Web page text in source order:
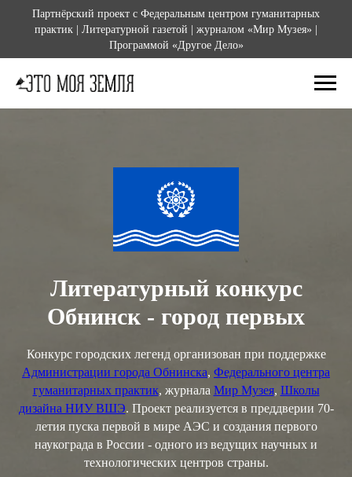
Партнёрский проект с Федеральным центром гуманитарных
практик | Литературной газетой | журналом «Мир Музея» |
Программой «Другое Дело»
Литературный конкурс
Обнинск - город первых
Конкурс городских легенд организован при поддержке
Администрации города Обнинска, Федерального центра
гуманитарных практик, журнала Мир Музея, Школы
дизайна НИУ ВШЭ. Проект реализуется в преддверии 70-
летия пуска первой в мире АЭС и создания первого
наукограда в России - одного из ведущих научных и
технологических центров страны.